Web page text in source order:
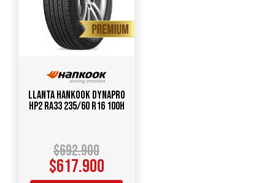
Llanta HANKOOK Dynapro
HP2 RA33 235/60 R16 100H
$692.900
$617.900